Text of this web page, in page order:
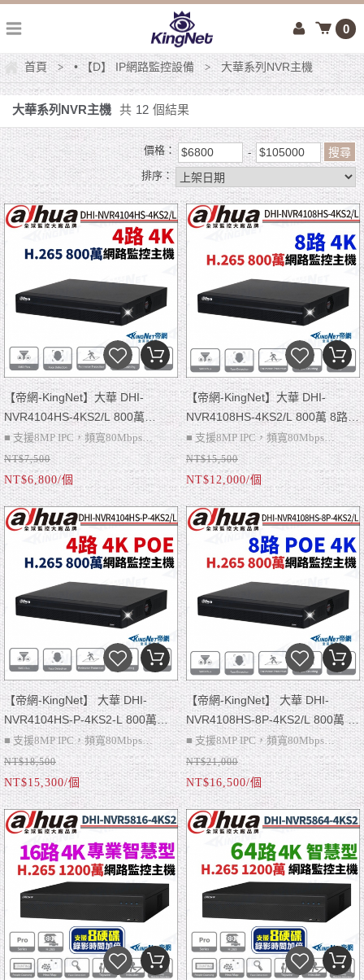
0
首頁 > • 【D】 IP網路監控設備 > 大華系列NVR主機
大華系列NVR主機 共 12 個結果
價格：
排序：
【帝網-KingNet】大華 DHI-
NVR4104HS-4KS2/L 800萬
H.265 4路 4K NVR 監視器主機 -
人臉偵測 -周界防護
■ 支援8MP IPC，頻寬80Mbps
■ VGA、4K HDMI、警報：N/A、聲
音：1輸入/1輸出
■ 單硬碟，支援10TB硬碟
■ 搭配AI攝影機：周界防護、智慧搜
尋、人臉偵測、SMD Plus
■ 商品不含硬碟可額外加購
■ 請注意~此為NVR網路主機只能搭配
網路攝影機才可使用喔
NT$7,500
NT$6,800/個
【帝網-KingNet】大華 DHI-
NVR4108HS-4KS2/L 800萬 8路
H.265 4K NVR 監視器主機 -人臉
偵測 -周界防護
■ 支援8MP IPC，頻寬80Mbps
■ VGA、4K HDMI、警報：N/A、聲
音：1輸入/1輸出
■ 單硬碟，支援10TB硬碟
■ 搭配AI攝影機：周界防護、智慧搜
尋、人臉偵測、SMD Plus
■ 商品不含硬碟可額外加購
■ 請注意~此為NVR網路主機只能搭配
網路攝影機才可使用喔
NT$15,500
NT$12,000/個
【帝網-KingNet】 大華 DHI-
NVR4104HS-P-4KS2-L 800萬
H.265 4路 4PoE 4K NVR 監視器
主機 -人臉偵測 -周界防護 支援
POE 4路主機
■ 支援8MP IPC，頻寬80Mbps
■ VGA、4K HDMI、警報：N/A、聲
音：1輸入/1輸出
■ 單硬碟，支援10TB硬碟
■ 搭配AI攝影機：周界防護、智慧搜
尋、人臉偵測、SMD Plus
■ PoE輸出
■ 商品不含硬碟可額外加購
■ 請注意~此為NVR網路主機只能搭配
網路攝影機才可使用喔
NT$18,500
NT$15,300/個
【帝網-KingNet】 大華 DHI-
NVR4108HS-8P-4KS2/L 800萬 8
路 H.265 8PoE 4K NVR 監視器主
機 -人臉偵測 -周界防護
■ 支援8MP IPC，頻寬80Mbps
■ VGA、4K HDMI、警報：N/A、聲
音：1輸入/1輸出
■ 單硬碟，支援10TB硬碟
■ 搭配AI攝影機：周界防護、智慧搜
尋、人臉偵測、SMD Plus
■ PoE輸出
■ 商品不含硬碟可額外加購
■ 請注意~此為NVR網路主機只能搭配
網路攝影機才可使用喔
NT$21,000
NT$16,500/個